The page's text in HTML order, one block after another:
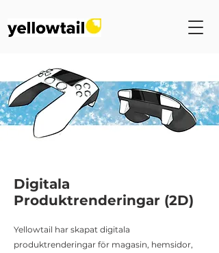
Digitala
Produktrenderingar (2D)
Yellowtail har skapat digitala
produktrenderingar för magasin, hemsidor,